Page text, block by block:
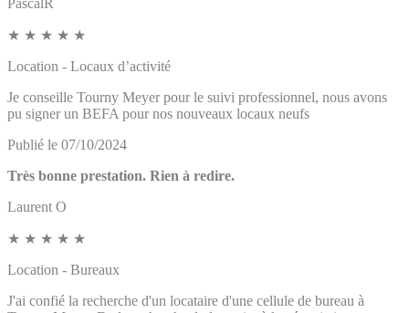
★ ★ ★ ★ ★
Location - Locaux d’activité
Je conseille Tourny Meyer pour le suivi professionnel, nous avons
pu signer un BEFA pour nos nouveaux locaux neufs
Publié le 07/10/2024
Très bonne prestation. Rien à redire.
Laurent O
★ ★ ★ ★ ★
Location - Bureaux
J'ai confié la recherche d'un locataire d'une cellule de bureau à